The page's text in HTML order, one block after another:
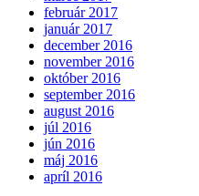
február 2017
január 2017
december 2016
november 2016
október 2016
september 2016
august 2016
júl 2016
jún 2016
máj 2016
apríl 2016